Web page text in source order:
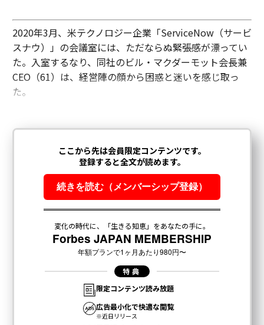
2020年3月、米テクノロジー企業「ServiceNow（サービ
スナウ）」の会議室には、ただならぬ緊張感が漂ってい
た。入室するなり、同社のビル・マクダーモット会長兼
CEO（61）は、経営陣の顔から困惑と迷いを感じ取っ
た。